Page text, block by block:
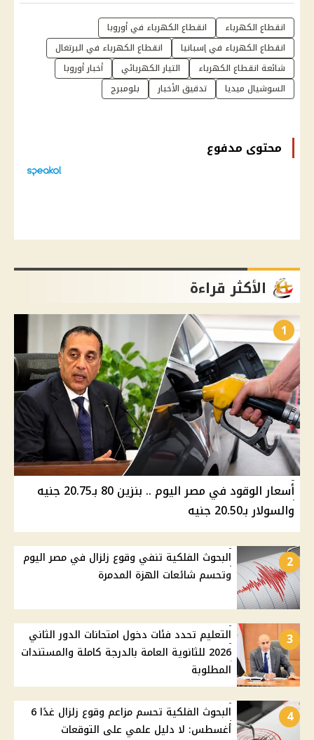
انقطاع الكهرباء
انقطاع الكهرباء في أوروبا
انقطاع الكهرباء في إسبانيا
انقطاع الكهرباء في البرتغال
شائعة انقطاع الكهرباء
التيار الكهربائي
أخبار أوروبا
السوشيال ميديا
تدقيق الأخبار بلومبرج
محتوى مدفوع
الأكثر قراءة
1
أسعار الوقود في مصر اليوم .. بنزين 80 بـ20.75 جنيه
والسولار بـ20.50 جنيه
2
البحوث الفلكية تنفي وقوع زلزال في مصر اليوم
وتحسم شائعات الهزة المدمرة
3
التعليم تحدد فئات دخول امتحانات الدور الثاني
2026 للثانوية العامة بالدرجة كاملة والمستندات
المطلوبة
4
البحوث الفلكية تحسم مزاعم وقوع زلزال غدًا 6
أغسطس: لا دليل علمي على التوقعات